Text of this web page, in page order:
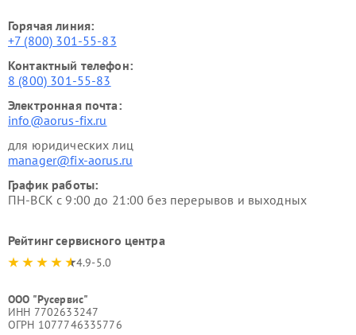
Горячая линия:
+7 (800) 301-55-83
Контактный телефон:
8 (800) 301-55-83
Электронная почта:
info@aorus-fix.ru
для юридических лиц
manager@fix-aorus.ru
График работы:
ПН-ВСК с 9:00 до 21:00 без перерывов и выходных
Рейтинг сервисного центра
4.9-5.0
ООО "Русервис"
ИНН 7702633247
ОГРН 1077746335776